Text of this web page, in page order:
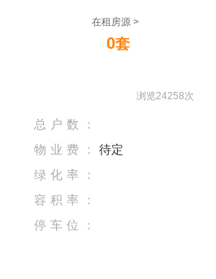
在租房源 >
0套
浏览24258次
总户数：
物业费：待定
绿化率：
容积率：
停车位：